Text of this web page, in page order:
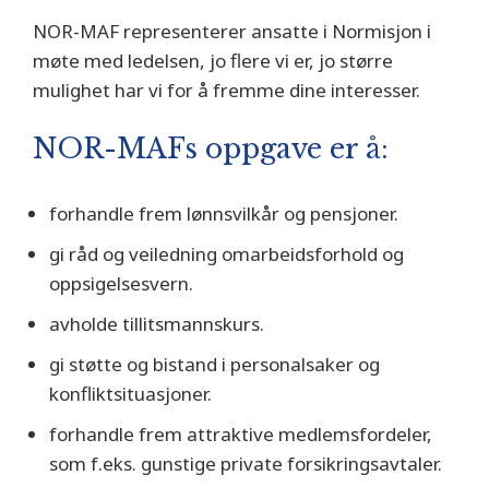
NOR-MAF representerer ansatte i Normisjon i
møte med ledelsen, jo flere vi er, jo større
mulighet har vi for å fremme dine interesser.
NOR-MAFs oppgave er å:
forhandle frem lønnsvilkår og pensjoner.
gi råd og veiledning omarbeidsforhold og
oppsigelsesvern.
avholde tillitsmannskurs.
gi støtte og bistand i personalsaker og
konfliktsituasjoner.
forhandle frem attraktive medlemsfordeler,
som f.eks. gunstige private forsikringsavtaler.